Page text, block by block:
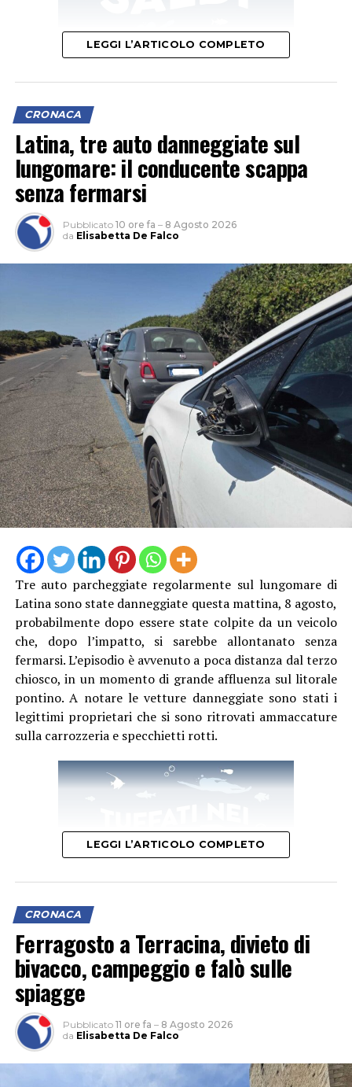
LEGGI L’ARTICOLO COMPLETO
CRONACA
Latina, tre auto danneggiate sul
lungomare: il conducente scappa
senza fermarsi
Pubblicato 10 ore fa – 8 Agosto 2026
da Elisabetta De Falco
Tre auto parcheggiate regolarmente sul lungomare di
Latina sono state danneggiate questa mattina, 8 agosto,
probabilmente dopo essere state colpite da un veicolo
che, dopo l’impatto, si sarebbe allontanato senza
fermarsi. L’episodio è avvenuto a poca distanza dal terzo
chiosco, in un momento di grande affluenza sul litorale
pontino. A notare le vetture danneggiate sono stati i
legittimi proprietari che si sono ritrovati ammaccature
sulla carrozzeria e specchietti rotti.
L’ipotesi è quella di un veicolo finito contro le tre auto,
il cui conducente non si sarebbe fermato dopo l’impatto
per verificare i danni né per lasciare i propri dati,
facendo perdere le proprie tracce.
LEGGI L’ARTICOLO COMPLETO
CRONACA
Ferragosto a Terracina, divieto di
bivacco, campeggio e falò sulle
spiagge
Pubblicato 11 ore fa – 8 Agosto 2026
da Elisabetta De Falco